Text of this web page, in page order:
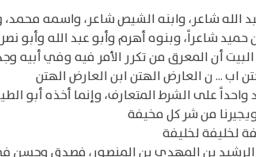
الله شاعر، وابنه الشيص شاعر، واسمه
حميد شاعراً، وبنوه أهرم وأبو عبد الله وأبو
أن المعرق من تكرر الأمر فيه وفي
اب ... ن العارض الهتن ابن العارض الهتن
واحداً على الشرط المتعارف، وإنما أخذه أبو
من شر كل مخيفة
لخليفة لخليفة
بن المهدي بن المنصور، فصدق وحسن